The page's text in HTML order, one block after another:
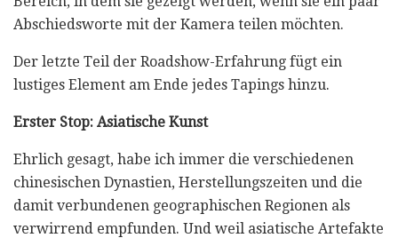
Abschiedsworte mit der Kamera teilen möchten.
Der letzte Teil der Roadshow-Erfahrung fügt ein
lustiges Element am Ende jedes Tapings hinzu.
Erster Stop: Asiatische Kunst
Ehrlich gesagt, habe ich immer die verschiedenen
chinesischen Dynastien, Herstellungszeiten und die
damit verbundenen geographischen Regionen als
verwirrend empfunden. Und weil asiatische Artefakte